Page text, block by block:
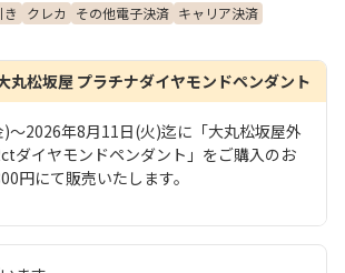
クレカ その他電子決済 キャリア決済
丸松坂屋 プラチナダイヤモンドペンダント
～2026年8月11日(火)迄に「大丸松坂屋外
ダイヤモンドペンダント」をご購入のお
円にて販売いたします。